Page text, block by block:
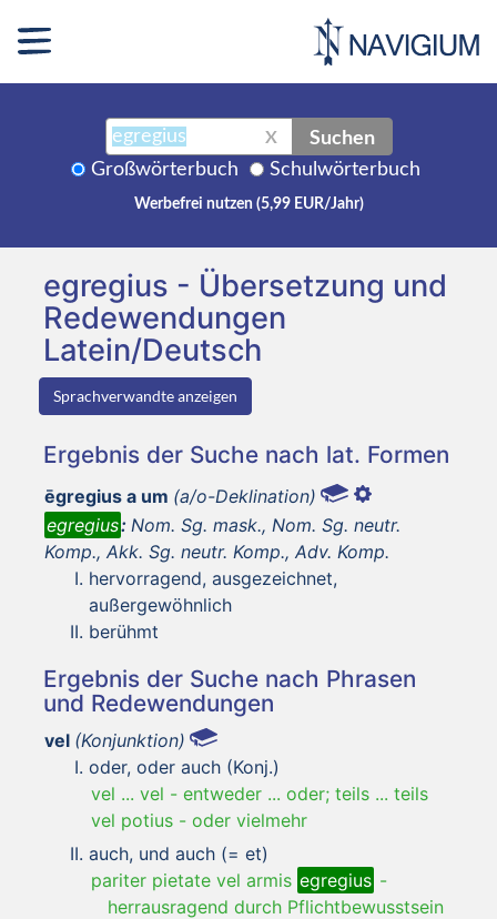
X Suchen
Großwörterbuch Schulwörterbuch
Werbefrei nutzen (5,99 EUR/Jahr)
egregius - Übersetzung und
Redewendungen
Latein/Deutsch
Sprachverwandte anzeigen
Ergebnis der Suche nach lat. Formen
ēgregius a um (a/o-Deklination)
egregius: Nom. Sg. mask., Nom. Sg. neutr.
Komp., Akk. Sg. neutr. Komp., Adv. Komp.
hervorragend, ausgezeichnet,
außergewöhnlich
berühmt
Ergebnis der Suche nach Phrasen
und Redewendungen
vel (Konjunktion)
oder, oder auch (Konj.)
vel ... vel - entweder ... oder; teils ... teils
vel potius - oder vielmehr
auch, und auch (= et)
pariter pietate vel armis egregius -
herrausragend durch Pflichtbewusstsein